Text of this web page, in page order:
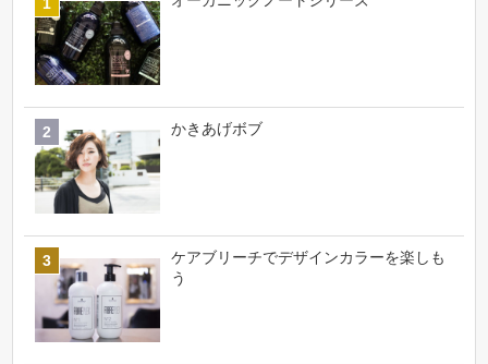
かきあげボブ
ケアブリーチでデザインカラーを楽しも
う